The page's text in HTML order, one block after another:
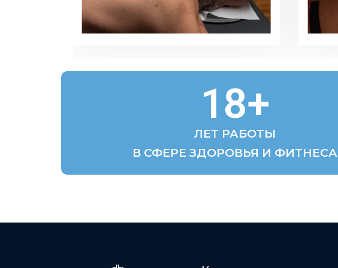
ЛЕТ РАБОТЫ
В СФЕРЕ ЗДОРОВЬЯ И ФИТНЕСА
18+